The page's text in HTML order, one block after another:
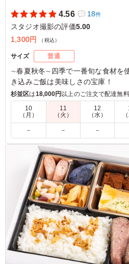
ご利用シーン：ロケ・撮影›
東京都渋谷区広尾2026/01/13
4.56 18件
スタジオ撮影の評価5.00
1,300円
（税込）
サイズ 普通
∼春夏秋冬∼四季で一番旬な食材を
き込みご飯は美味しさの宝庫！
サバ半身丸々を燻製にした燻製鯖は
美味しく仕上がってます。
季節食材の炊き込みご飯は風味
ぶりの燻製鯖も香ばしく食べ応
ランスも良く、最後まで飽きず
当でした。
ご利用シーン：ロケ・撮影›スタジ
東京都渋谷区猿楽町2026/07/15
杉並区は18,000円以上のご注文で配達無料
10
（月）
11
（火）
12
（水）
－ － －